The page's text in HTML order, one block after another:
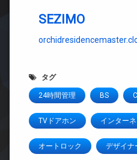
SEZIMO
タグ
24時間管理 BS
TVドアホン インターネ
オートロック デザイナ